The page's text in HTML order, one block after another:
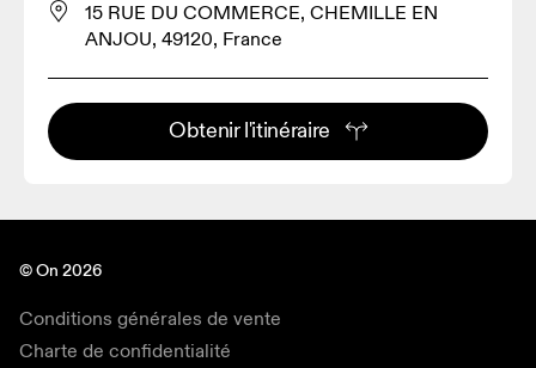
15 RUE DU COMMERCE, CHEMILLE EN
ANJOU, 49120, France
Obtenir l'itinéraire
© On 2026
Conditions générales de vente
Charte de confidentialité